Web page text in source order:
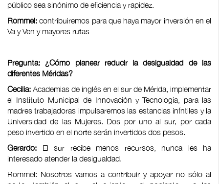
público sea sinónimo de eficiencia y rapidez.
Rommel:contribuiremos para que haya mayor inversión en el
Va y Ven y mayores rutas
Pregunta: ¿Cómo planear reducir la desigualdad de las
diferentes Méridas?
Cecilia: Academias de inglés en el sur de Mérida, implementar
el Instituto Municipal de Innovación y Tecnología, para las
madres trabajadoras impulsaremos las estancias infntiles y la
Universidad de las Mujeres. Dos por uno al sur, por cada
peso invertido en el norte serán invertidos dos pesos.
Gerardo: El sur recibe menos recursos, nunca les ha
interesado atender la desigualdad.
Rommel: Nosotros vamos a contribuir y apoyar no sólo al